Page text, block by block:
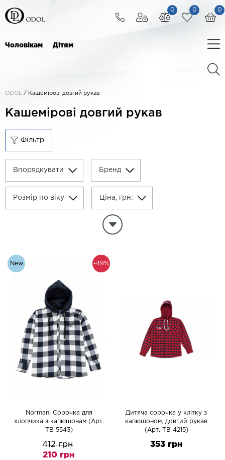
0
0
0
Чоловікам Дітям
ODOL / Кашемірові довгий рукав
Кашемірові довгий рукав
Фільтр
Впорядкувати Бренд
Розмір по віку Ціна, грн:
-49%
New
Normani Сорочка для
хлопчика з капюшонам (Арт.
TB 5543)
412 грн
210 грн
Дитяча сорочка у клітку з
капюшоном, довгий рукав
(Арт. TB 4215)
353 грн